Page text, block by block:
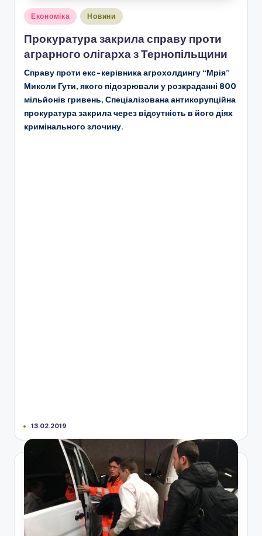
Опубліковано
Економіка Новини
Прокуратура закрила справу проти
аграрного олігарха з Тернопільщини
Справу проти екс-керівника агрохолдингу “Мрія”
Миколи Гути, якого підозрювали у розкраданні 800
мільйонів гривень, Спеціалізована антикорупційна
прокуратура закрила через відсутність в його діях
кримінального злочину.
13.02.2019